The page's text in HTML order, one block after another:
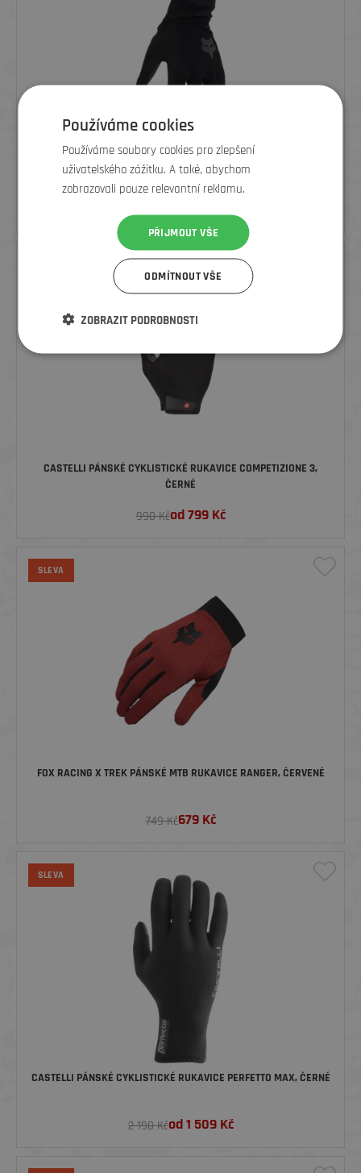
FOX PÁNSKÉ CYKLISTICKÉ RUKAVICE DEFEND PRO FIRE GLOVE,
1 499 Kč1 125Kč
CASTELLI PÁNSKÉ CYKLISTICKÉ RUKAVICE COMPETIZIONE 3,
ČERNÉ
990 Kčod799Kč
SLEVA
FOX RACING X TREK PÁNSKÉ MTB RUKAVICE RANGER, ČERVENÉ
749 Kč679Kč
SLEVA
CASTELLI PÁNSKÉ CYKLISTICKÉ RUKAVICE PERFETTO MAX, ČERNÉ
2 190 Kčod1 509Kč
Používáme cookies
Používáme soubory cookies pro zlepšení
uživatelského zážitku. A také, abychom
zobrazovali pouze relevantní reklamu.
PŘIJMOUT VŠE
ODMÍTNOUT VŠE
ZOBRAZIT PODROBNOSTI